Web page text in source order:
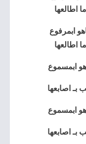
اطالعها
ابمرفوع
اطالعها
ابمسموع
بـ اصابعها
ابمسموع
بـ اصابعها